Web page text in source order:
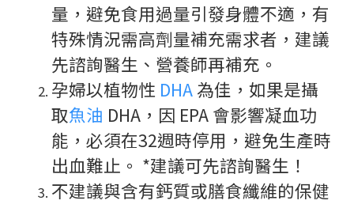
量，避免食用過量引發身體不適，有
特殊情況需高劑量補充需求者，建議
先諮詢醫生、營養師再補充。
孕婦以植物性 DHA為佳，如果是攝
取魚油 DHA，因 EPA 會影響凝血功
能，必須在32週時停用，避免生產時
出血難止。 *建議可先諮詢醫生！
不建議與含有鈣質或膳食纖維的保健